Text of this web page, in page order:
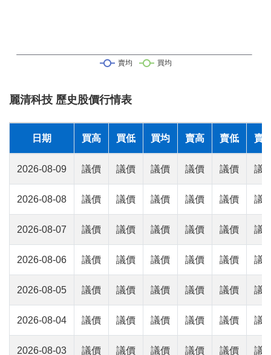
麗清科技 歷史股價行情表
日期 買高 買低 買均 賣高 賣低 賣
2026-08-09 議價 議價 議價 議價 議價 議
2026-08-08 議價 議價 議價 議價 議價 議
2026-08-07 議價 議價 議價 議價 議價 議
2026-08-06 議價 議價 議價 議價 議價 議
2026-08-05 議價 議價 議價 議價 議價 議
2026-08-04 議價 議價 議價 議價 議價 議
2026-08-03 議價 議價 議價 議價 議價 議